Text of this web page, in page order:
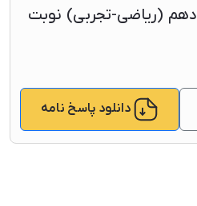
نمونه سوال شیمی ۱ دهم (ریاضی-تجربی) نوبت